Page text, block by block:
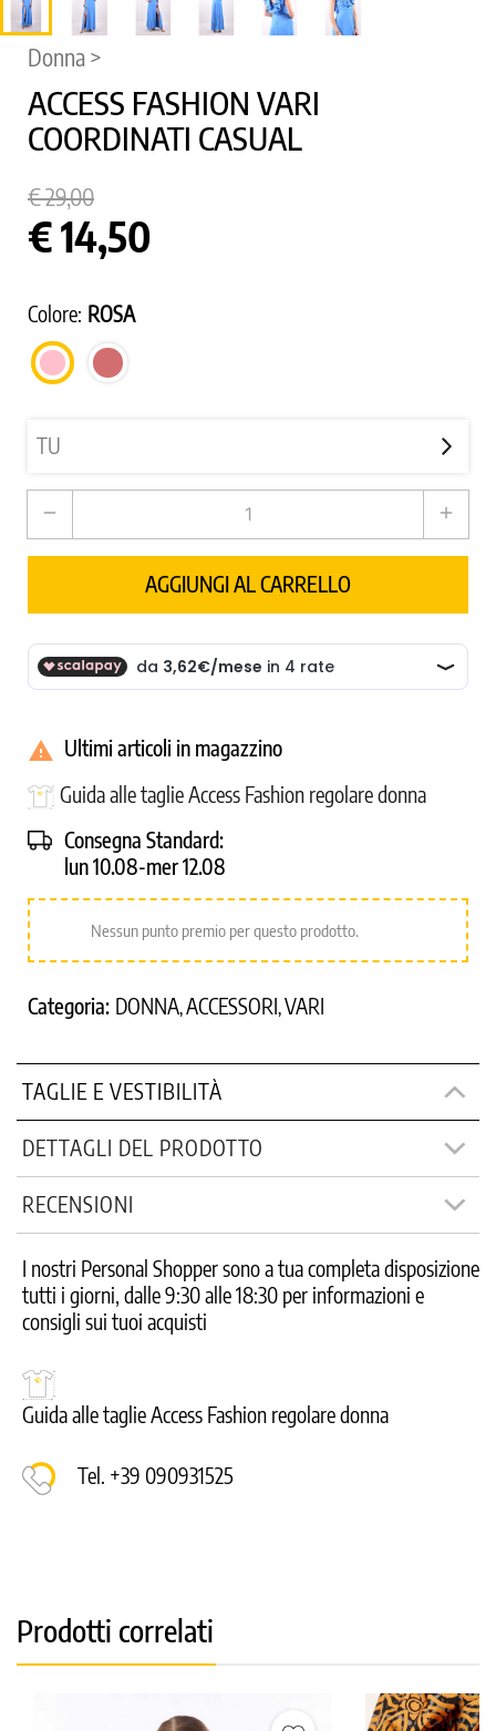
Donna >
ACCESS FASHION VARI
COORDINATI CASUAL
€ 29,00
€ 14,50
Colore: ROSA
ROSA
ROSA
remove add
AGGIUNGI AL CARRELLO
 Ultimi articoli in magazzino
Guida alle taglie Access Fashion regolare donna
Consegna Standard:
lun 10.08-mer 12.08
Nessun punto premio per questo prodotto.
Categoria: DONNA ACCESSORI VARI
TAGLIE E VESTIBILITÀ
DETTAGLI DEL PRODOTTO
RECENSIONI
I nostri Personal Shopper sono a tua completa disposizione
tutti i giorni, dalle 9:30 alle 18:30 per informazioni e
consigli sui tuoi acquisti
Guida alle taglie Access Fashion regolare donna
Tel. +39 090931525
Prodotti correlati